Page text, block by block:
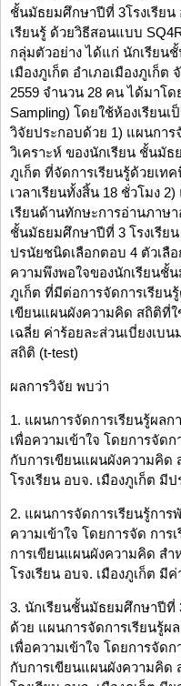
ชั้นมัธยมศึกษาปีที่ 3โรงเรียน
เรียนรู้ ด้วยวิธีสอนแบบ
กลุ่มตัวอย่าง ได้แก่ นักเรียน
เมืองภูเก็ต อำเภอเมืองภูเก็
2559 จำนวน 28 คน ได้มาโด
Sampling) โดยใช้ห้องเรียน
วิจัยประกอบด้วย 1) แผนกา
วิเคราะห์ ของนักเรียน ชั้นมัธ
ภูเก็ต ที่จัดการเรียนรู้ด้วยเท
เวลาเรียนทั้งสิ้น 18 ชั่วโมง
เรียนด้านทักษะการอ่านภาษ
ชั้นมัธยมศึกษาปีที่ 3 โรงเรีย
ปรนัยชนิดเลือกตอบ 4 ตัวเลื
ความพึงพอใจของนักเรียนชั้
ภูเก็ต ที่มีต่อการจัดการเรียน
เขียนแผนผังความคิด สถิติที่
เฉลี่ย ค่าร้อยละส่วนเบี่ยงเบ
สถิติ (t-test)
ผลการวิจัย พบว่า
1. แผนการจัดการเรียนรู้ผล
เพื่อความเข้าใจ โดยการจัด
กับการเขียนแผนผังความคิด
โรงเรียน อบจ. เมืองภูเก็ต มี
2. แผนการจัดการเรียนรู้กา
ความเข้าใจ โดยการจัด กา
การเขียนแผนผังความคิด ส
โรงเรียน อบจ. เมืองภูเก็ต มี
3. นักเรียนชั้นมัธยมศึกษาปีที่
ด้วย แผนการจัดการเรียนรู้
เพื่อความเข้าใจ โดยการจัด
กับการเขียนแผนผังความคิด